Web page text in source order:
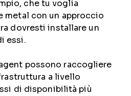
che tu voglia
metal con un approccio
dovresti installare un
essi.
possono raccogliere
a livello
di disponibilità più